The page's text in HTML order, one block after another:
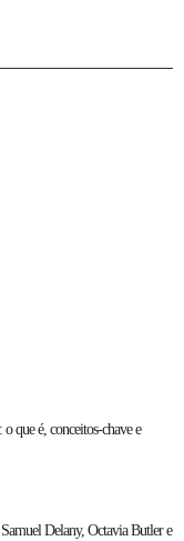
que é, conceitos-chave e
Delany, Octavia Butler e